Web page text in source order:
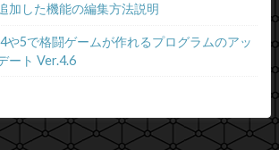
加した機能の編集方法説明
や5で格闘ゲームが作れるプログラムのアッ
ート Ver.4.6